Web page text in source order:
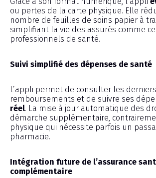
ou pertes de la carte physique. Elle
nombre de feuilles de soins papier à
simplifiant la vie des assurés comme
professionnels de santé.
Suivi simplifié des dépenses de santé
L’appli permet de consulter les derniers
remboursements et de suivre ses
réel. La mise à jour automatique des
démarche supplémentaire,
physique qui nécessite parfois un
pharmacie.
Intégration future de l’assurance
complémentaire